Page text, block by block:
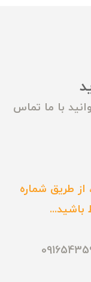
با ما تماس
طریق شماره
باشید...